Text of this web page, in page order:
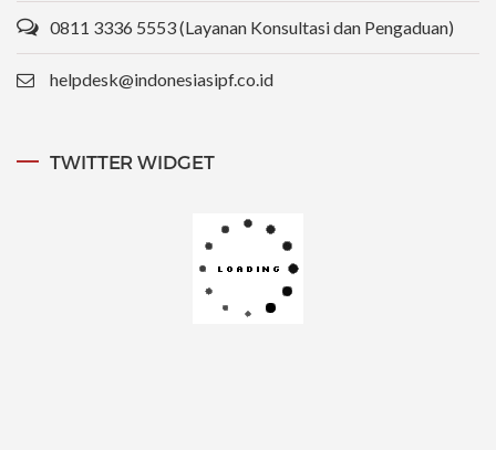
0811 3336 5553 (Layanan Konsultasi dan Pengaduan)
helpdesk@indonesiasipf.co.id
TWITTER WIDGET